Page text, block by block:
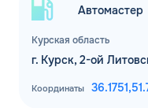
Курская область
Автомастер
г. Курск, 2-ой
Координаты 36.1751,